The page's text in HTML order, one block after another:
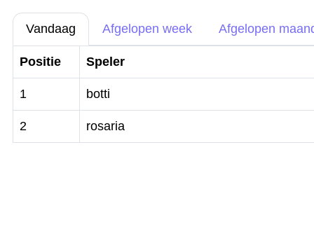
Vandaag Afgelopen week Afgelopen
Positie Speler
1 botti
2 rosaria